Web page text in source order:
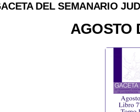
DEL SEMANARIO
AGOSTO